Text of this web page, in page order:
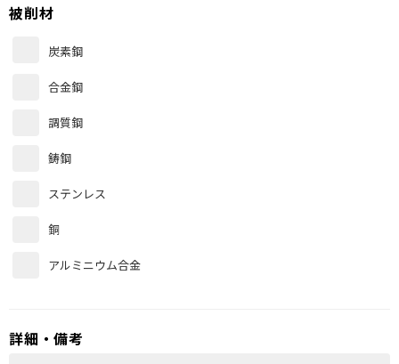
被削材
炭素鋼
合金鋼
調質鋼
鋳鋼
ステンレス
銅
アルミニウム合金
詳細・備考